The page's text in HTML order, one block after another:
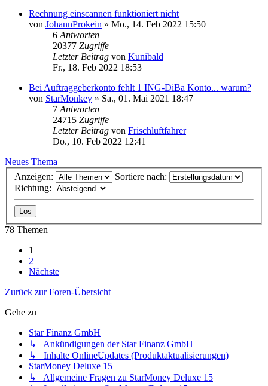
Rechnung einscannen funktioniert nicht
von JohannProkein » Mo., 14. Feb 2022 15:50
6 Antworten
20377 Zugriffe
Letzter Beitrag von Kunibald
Fr., 18. Feb 2022 18:53
Bei Auftraggeberkonto fehlt 1 ING-DiBa Konto... warum?
von StarMonkey » Sa., 01. Mai 2021 18:47
7 Antworten
24715 Zugriffe
Letzter Beitrag von Frischluftfahrer
Do., 10. Feb 2022 12:41
Neues Thema
Anzeigen:
Sortiere nach:
Richtung:
78 Themen
1
2
Nächste
Zurück zur Foren-Übersicht
Gehe zu
Star Finanz GmbH
↳ Ankündigungen der Star Finanz GmbH
↳ Inhalte OnlineUpdates (Produktaktualisierungen)
StarMoney Deluxe 15
↳ Allgemeine Fragen zu StarMoney Deluxe 15